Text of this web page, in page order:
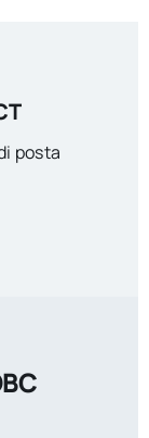
posta